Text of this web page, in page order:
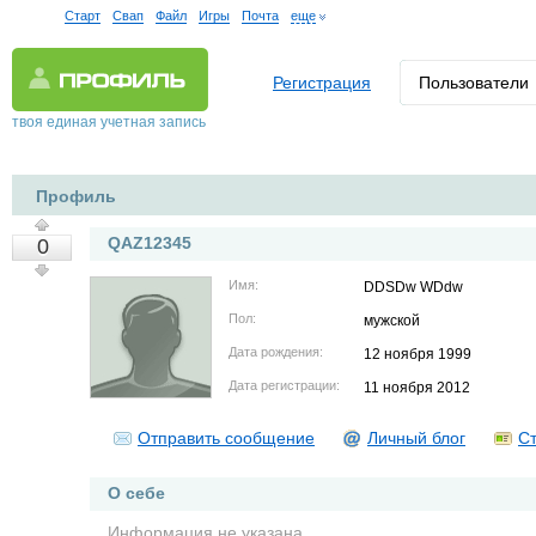
Старт Свап Файл Игры Почта еще
твоя единая учетная запись
Регистрация Пользователи
Профиль
0 QAZ12345
Имя: DDSDw WDdw
Пол: мужской
Дата рождения: 12 ноября 1999
Дата регистрации: 11 ноября 2012
Отправить сообщение Личный блог
О себе